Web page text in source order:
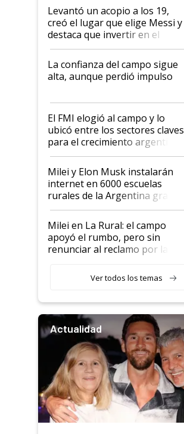
Levantó un acopio a los 19,
creó el lugar que elige Messi y
destaca que invertir en el
kirchnerismo era como "darle
plata a un hijo para droga":
Juan Félix Rossetti, el libertario
que de una dura crisis salió
de Milei
La confianza del campo sigue
alta, aunque perdió impulso
El FMI elogió al campo y lo
ubicó entre los sectores claves
para el crecimiento argentino
Milei y Elon Musk instalarán
internet en 6000 escuelas
rurales de la Argentina gracias
a un acuerdo con Starlink
Milei en La Rural: el campo
apoyó el rumbo, pero sin
renunciar al reclamo por las
Ver todos los temas
Actualidad